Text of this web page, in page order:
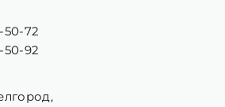
50-72
50-92